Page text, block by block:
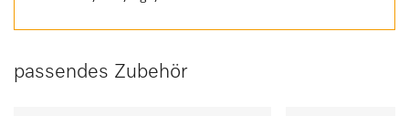
passendes Zubehör